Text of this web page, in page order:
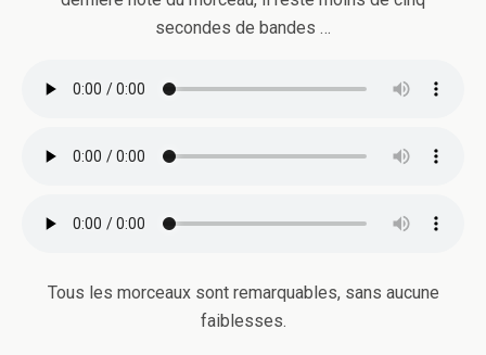
secondes de bandes …
Tous les morceaux sont remarquables, sans aucune
faiblesses.